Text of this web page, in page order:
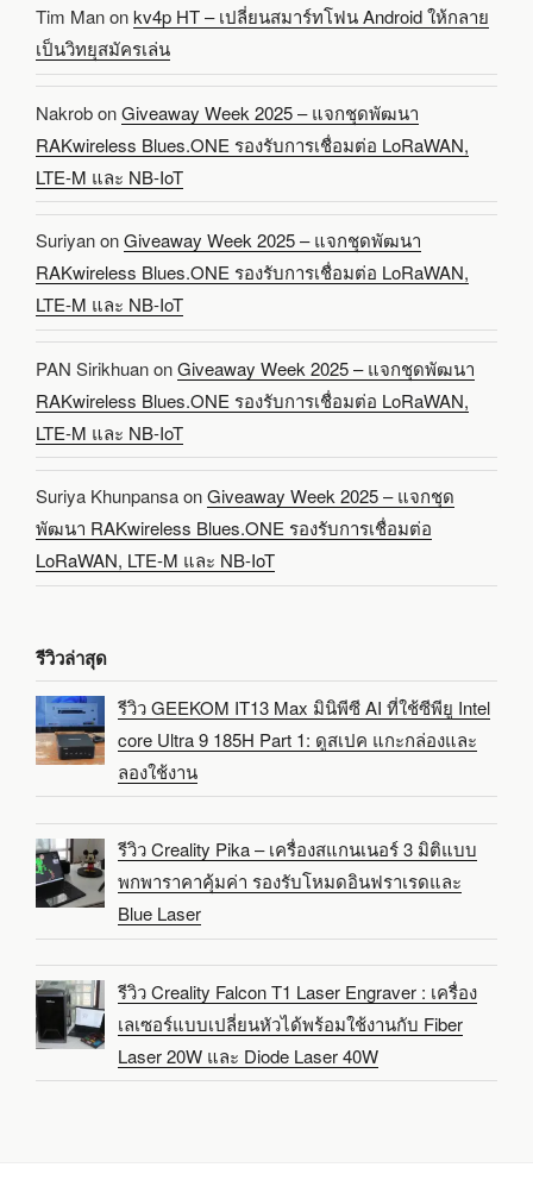
Tim Manonkv4p HT – เปลี่ยนสมาร์ทโฟน Android ให้กลาย
เป็นวิทยุสมัครเล่น
NakrobonGiveaway Week 2025 – แจกชุดพัฒนา
RAKwireless Blues.ONE รองรับการเชื่อมต่อ LoRaWAN,
LTE-M และ NB-IoT
SuriyanonGiveaway Week 2025 – แจกชุดพัฒนา
RAKwireless Blues.ONE รองรับการเชื่อมต่อ LoRaWAN,
LTE-M และ NB-IoT
PAN SirikhuanonGiveaway Week 2025 – แจกชุดพัฒนา
RAKwireless Blues.ONE รองรับการเชื่อมต่อ LoRaWAN,
LTE-M และ NB-IoT
Suriya KhunpansaonGiveaway Week 2025 – แจกชุด
พัฒนา RAKwireless Blues.ONE รองรับการเชื่อมต่อ
LoRaWAN, LTE-M และ NB-IoT
รีวิวล่าสุด
รีวิว GEEKOM IT13 Max มินิพีซี AI ที่ใช้ซีพียู Intel
core Ultra 9 185H Part 1: ดูสเปค แกะกล่องและ
ลองใช้งาน
รีวิว Creality Pika – เครื่องสแกนเนอร์ 3 มิติแบบ
พกพาราคาคุ้มค่า รองรับโหมดอินฟราเรดและ
Blue Laser
รีวิว Creality Falcon T1 Laser Engraver : เครื่อง
เลเซอร์แบบเปลี่ยนหัวได้พร้อมใช้งานกับ Fiber
Laser 20W และ Diode Laser 40W